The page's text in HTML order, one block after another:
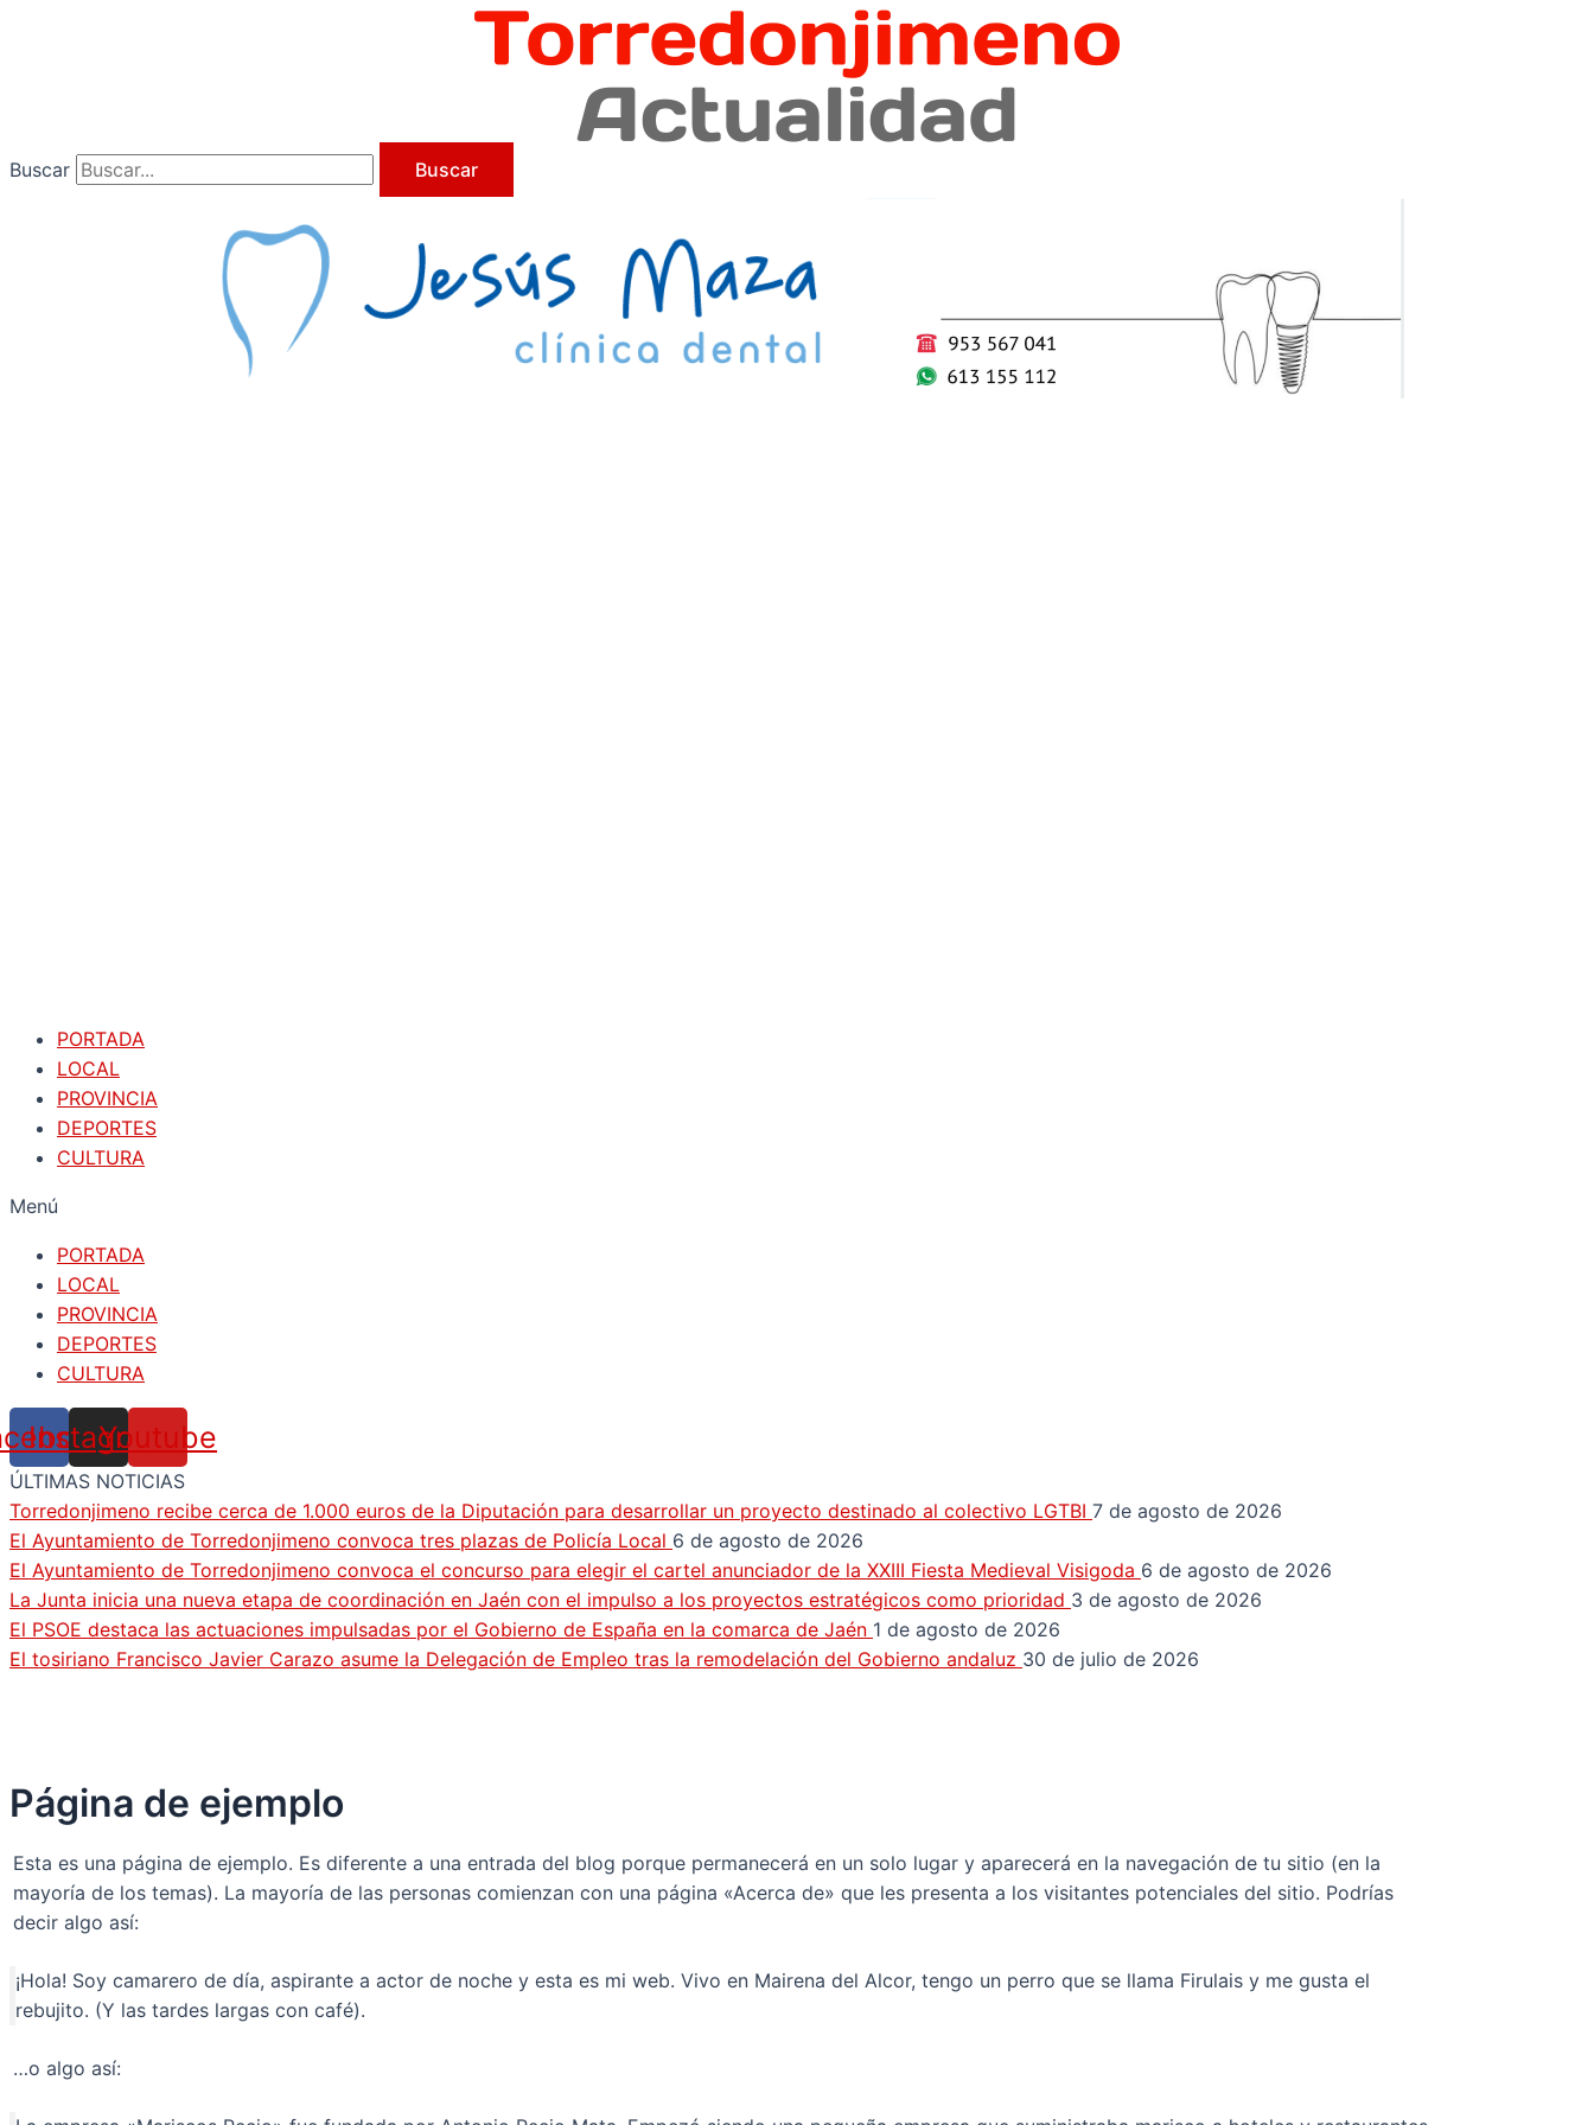
Buscar Buscar
PORTADA
LOCAL
PROVINCIA
DEPORTES
CULTURA
Menú
PORTADA
LOCAL
PROVINCIA
DEPORTES
CULTURA
Instagram
Youtube
ÚLTIMAS NOTICIAS
Torredonjimeno recibe cerca de 1.000 euros de la Diputación para desarrollar un proyecto destinado al colectivo LGTBI 7 de agosto de 2026
El Ayuntamiento de Torredonjimeno convoca tres plazas de Policía Local 6 de agosto de 2026
El Ayuntamiento de Torredonjimeno convoca el concurso para elegir el cartel anunciador de la XXIII Fiesta Medieval Visigoda 6 de agosto de 2026
La Junta inicia una nueva etapa de coordinación en Jaén con el impulso a los proyectos estratégicos como prioridad 3 de agosto de 2026
El PSOE destaca las actuaciones impulsadas por el Gobierno de España en la comarca de Jaén 1 de agosto de 2026
El tosiriano Francisco Javier Carazo asume la Delegación de Empleo tras la remodelación del Gobierno andaluz 30 de julio de 2026
Página de ejemplo
Esta es una página de ejemplo. Es diferente a una entrada del blog porque permanecerá en un solo lugar y aparecerá en la navegación de tu sitio (en la
mayoría de los temas). La mayoría de las personas comienzan con una página «Acerca de» que les presenta a los visitantes potenciales del sitio. Podrías
decir algo así:
¡Hola! Soy camarero de día, aspirante a actor de noche y esta es mi web. Vivo en Mairena del Alcor, tengo un perro que se llama Firulais y me gusta el
rebujito. (Y las tardes largas con café).
…o algo así: